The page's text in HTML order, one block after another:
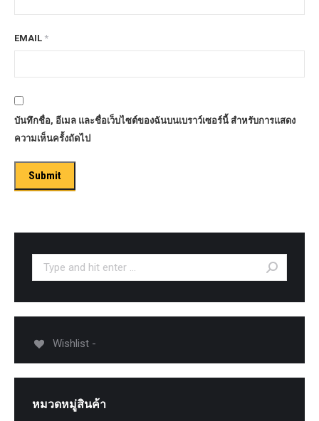
EMAIL *
บันทึกชื่อ, อีเมล และชื่อเว็บไซต์ของฉันบนเบราว์เซอร์นี้ สำหรับการแสดง
ความเห็นครั้งถัดไป
Search:
Wishlist -
หมวดหมู่สินค้า